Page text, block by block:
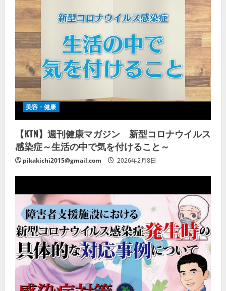
美容・健康
【KTN】週刊健康マガジン 新型コロナウイルス
感染症～生活の中で気を付けること～
pikakichi2015@gmail.com 2026年2月8日